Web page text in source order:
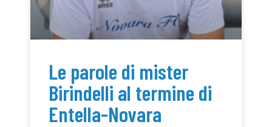
Le parole di mister
Birindelli al termine di
Entella-Novara